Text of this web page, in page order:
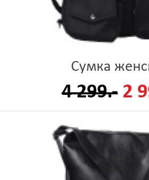
Сумка
4 299.- 2